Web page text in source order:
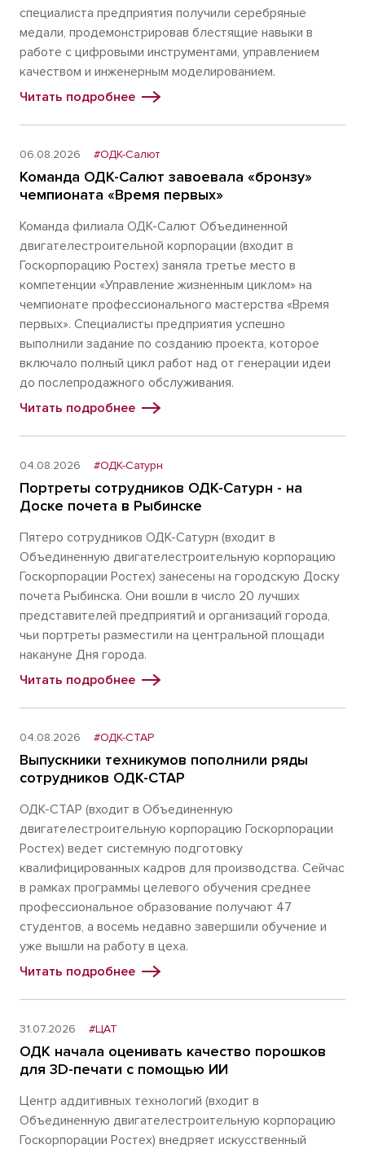
специалиста предприятия получили серебряные
медали, продемонстрировав блестящие навыки в
работе с цифровыми инструментами, управлением
качеством и инженерным моделированием.
Читать подробнее
06.08.2026 #ОДК-Салют
Команда ОДК-Салют завоевала «бронзу»
чемпионата «Время первых»
Команда филиала ОДК-Салют Объединенной
двигателестроительной корпорации (входит в
Госкорпорацию Ростех) заняла третье место в
компетенции «Управление жизненным циклом» на
чемпионате профессионального мастерства «Время
первых». Специалисты предприятия успешно
выполнили задание по созданию проекта, которое
включало полный цикл работ над от генерации идеи
до послепродажного обслуживания.
Читать подробнее
04.08.2026 #ОДК-Сатурн
Портреты сотрудников ОДК-Сатурн - на
Доске почета в Рыбинске
Пятеро сотрудников ОДК-Сатурн (входит в
Объединенную двигателестроительную корпорацию
Госкорпорации Ростех) занесены на городскую Доску
почета Рыбинска. Они вошли в число 20 лучших
представителей предприятий и организаций города,
чьи портреты разместили на центральной площади
накануне Дня города.
Читать подробнее
04.08.2026 #ОДК-СТАР
Выпускники техникумов пополнили ряды
сотрудников ОДК-СТАР
ОДК-СТАР (входит в Объединенную
двигателестроительную корпорацию Госкорпорации
Ростех) ведет системную подготовку
квалифицированных кадров для производства. Сейчас
в рамках программы целевого обучения среднее
профессиональное образование получают 47
студентов, а восемь недавно завершили обучение и
уже вышли на работу в цеха.
Читать подробнее
31.07.2026 #ЦАТ
ОДК начала оценивать качество порошков
для 3D-печати с помощью ИИ
Центр аддитивных технологий (входит в
Объединенную двигателестроительную корпорацию
Госкорпорации Ростех) внедряет искусственный